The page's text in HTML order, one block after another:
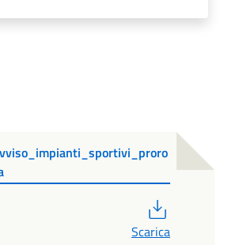
Scarica